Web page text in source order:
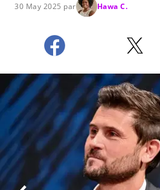
30 May 2025 par Hawa C.